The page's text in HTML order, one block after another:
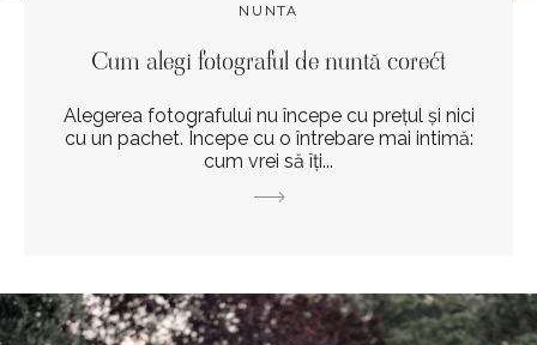
NUNTA
Cum alegi fotograful de nuntă corect
Alegerea fotografului nu începe cu prețul și nici
cu un pachet. Începe cu o întrebare mai intimă:
cum vrei să îți...